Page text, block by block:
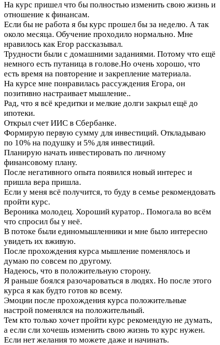
На курс пришел что бы полностью изменить свою жизнь и
отношение к финансам.
Если бы не работа я бы курс прошел бы за неделю. А так
около месяца. Обучение проходило нормально. Мне
нравилось как Егор рассказывал.
Трудности были с домашними заданиями. Потому что ещё
немного есть путаница в голове.Но очень хорошо, что
есть время на повторение и закрепление материала.
На курсе мне понравилась рассуждения Егора, он
позитивно настраивает мышление..
Рад, что я всё кредитки и мелкие долги закрыл ещё до
ипотеки.
Открыл счет ИИС в Сбербанке.
Формирую первую сумму для инвестиций. Откладываю
по 10% на подушку и 5% для инвестиций.
Планирую начать инвестировать по личному
финансовому плану.
После негативного опыта появился новый интерес и
пришла вера пришла.
Если у меня всё получится, то буду в семье рекомендовать
пройти курс.
Вероника молодец. Хороший куратор.. Помогала во всём
что спросил бы у неё.
В потоке были единомышленники и мне было интересно
увидеть их вживую.
После прохождения курса мышление поменялось и
думаю по совсем по другому.
Надеюсь, что в положительную сторону.
Я раньше боялся разочароваться в людях. Но после этого
курса я как будто готов ко всему.
Эмоции после прохождения курса положительные
настрой поменялся на положительный.
Тем кто только хочет пройти курс рекомендую не думать,
а если сли хочешь изменить свою жизнь то курс нужен.
Если нет желания то можете даже и начинать.